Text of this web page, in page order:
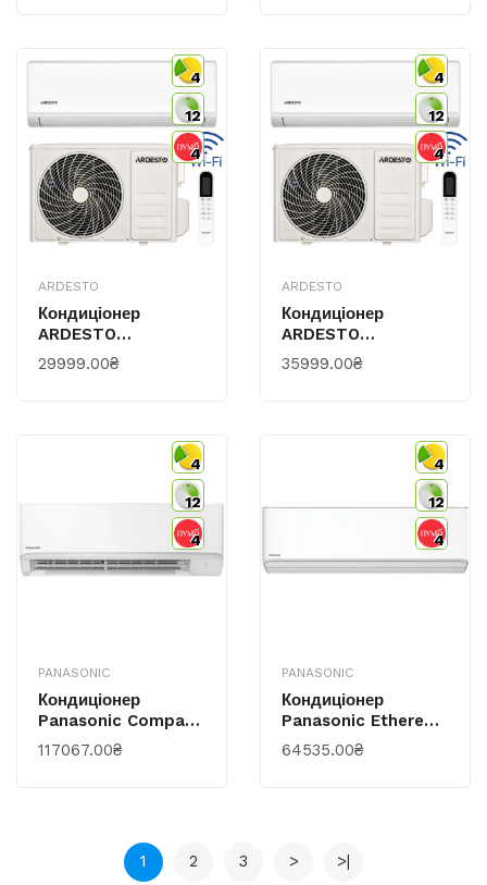
4
12
4
ARDESTO
Кондиціонер
ARDESTO
CoolSmartPro 55м2
Інвертор 18000BTU
29999.00₴
4
12
4
ARDESTO
Кондиціонер
ARDESTO
CoolSmartPro 70м2
Інвертор 24000BTU
35999.00₴
4
12
4
PANASONIC
Кондиціонер
Panasonic Compact
Premium TZ 70м2
Інвертор 24000BTU
117067.00₴
4
12
4
PANASONIC
Кондиціонер
Panasonic Etherea
25м2 Інвертор
9000BTU 2.5кВт
64535.00₴
1 2 3 > >|